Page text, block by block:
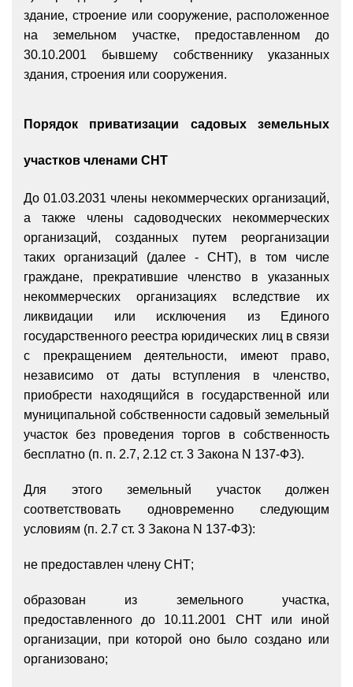
здание, строение или сооружение, расположенное
на земельном участке, предоставленном до
30.10.2001 бывшему собственнику указанных
здания, строения или сооружения.
Порядок приватизации садовых земельных
участков членами СНТ
До 01.03.2031 члены некоммерческих организаций,
а также члены садоводческих некоммерческих
организаций, созданных путем реорганизации
таких организаций (далее - СНТ), в том числе
граждане, прекратившие членство в указанных
некоммерческих организациях вследствие их
ликвидации или исключения из Единого
государственного реестра юридических лиц в связи
с прекращением деятельности, имеют право,
независимо от даты вступления в членство,
приобрести находящийся в государственной или
муниципальной собственности садовый земельный
участок без проведения торгов в собственность
бесплатно (п. п. 2.7, 2.12 ст. 3 Закона N 137-ФЗ).
Для этого земельный участок должен
соответствовать одновременно следующим
условиям (п. 2.7 ст. 3 Закона N 137-ФЗ):
не предоставлен члену СНТ;
образован из земельного участка,
предоставленного до 10.11.2001 СНТ или иной
организации, при которой оно было создано или
организовано;